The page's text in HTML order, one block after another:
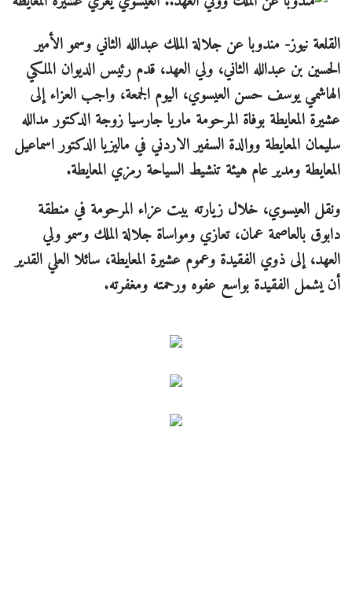
القلعة نيوز- مندوبا عن جلالة الملك عبدالله الثاني وسمو الأمير
الحسين بن عبدالله الثاني، ولي العهد، قدم رئيس الديوان الملكي
الهاشمي يوسف حسن العيسوي، اليوم الجمعة، واجب العزاء إلى
عشيرة المعايطة بوفاة المرحومة ماريا جارسيا زوجة الدكتور مدالله
سليمان المعايطة ووالدة السفير الاردني في ماليزيا الدكتور اسماعيل
المعايطة ومدير عام هيئة تنشيط السياحة رمزي المعايطة.
ونقل العيسوي، خلال زيارته بيت عزاء المرحومة في منطقة
دابوق بالعاصمة عمان، تعازي ومواساة جلالة الملك وسمو ولي
العهد، إلى ذوي الفقيدة وعموم عشيرة المعايطة، سائلا العلي القدير
أن يشمل الفقيدة بواسع عفوه ورحمته ومغفرته.